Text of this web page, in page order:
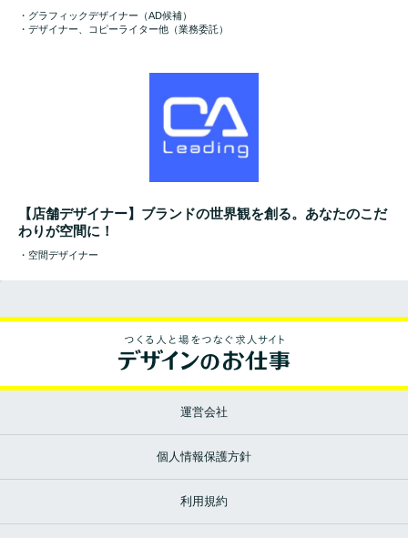
・グラフィックデザイナー（AD候補）
・デザイナー、コピーライター他（業務委託）
【店舗デザイナー】ブランドの世界観を創る。あなたのこだ
わりが空間に！
・空間デザイナー
運営会社
個人情報保護方針
利用規約